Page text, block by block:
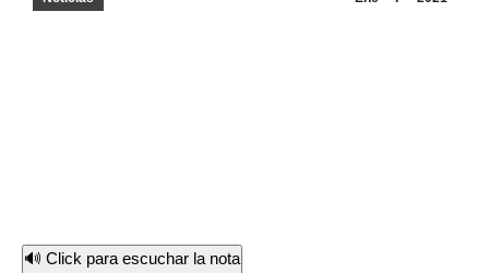
🔊 Click para escuchar la nota